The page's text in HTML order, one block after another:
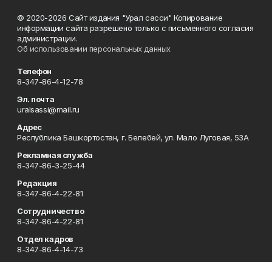
© 2020-2026 Сайт издания "Урал сасси" Копирование
информации сайта разрешено только с письменного согласия
администрации.
Об использовании персональных данных
Телефон
8-347-86-4-12-78
Эл. почта
uralsassi@mail.ru
Адрес
Республика Башкортостан, г. Белебей, ул. Мало Луговая, 53А
Рекламная служба
8-347-86-3-25-44
Редакция
8-347-86-4-22-81
Сотрудничество
8-347-86-4-22-81
Отдел кадров
8-347-86-4-14-73